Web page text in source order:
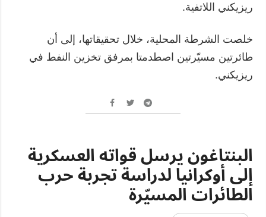
ريزيكني اللاتفية.
خلصت الشرطة المحلية، خلال تحقيقاتها، إلى أن
طائرتين مسيّرتين اصطدمتا بمرفق تخزين النفط في
ريزيكني.
البنتاغون يرسل قواته العسكرية
إلى أوكرانيا لدراسة تجربة حرب
الطائرات المسيّرة